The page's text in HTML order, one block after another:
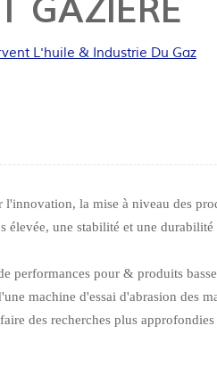
GAZIÈRE
L'huile & Industrie Du Gaz
la mise à niveau des
une stabilité et une
pour & produits
machine d'essai d'abrasion des
des recherches plus